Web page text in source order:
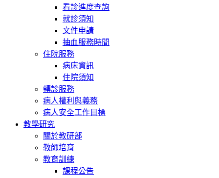
看診進度查詢
就診須知
文件申請
抽血服務時間
住院服務
病床資訊
住院須知
轉診服務
病人權利與義務
病人安全工作目標
教學研究
關於教研部
教師培育
教育訓練
課程公告